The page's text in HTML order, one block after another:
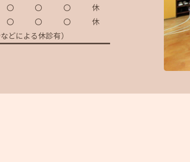
〇 〇 〇
休
〇 〇 〇
休
どによる休診有）